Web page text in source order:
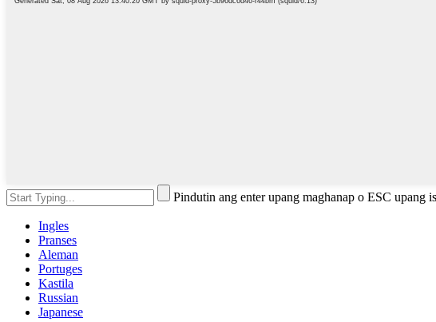
Pindutin ang enter upang maghanap o ESC upang
Ingles
Pranses
Aleman
Portuges
Kastila
Russian
Japanese